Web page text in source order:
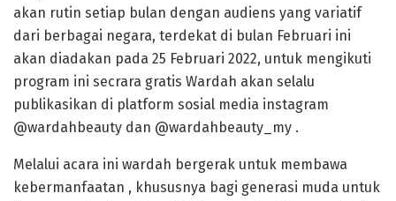
akan rutin setiap bulan dengan audiens yang variatif
dari berbagai negara, terdekat di bulan Februari ini
akan diadakan pada 25 Februari 2022, untuk mengikuti
program ini secrara gratis Wardah akan selalu
publikasikan di platform sosial media instagram
@wardahbeauty dan @wardahbeauty_my .
Melalui acara ini wardah bergerak untuk membawa
kebermanfaatan , khususnya bagi generasi muda untuk